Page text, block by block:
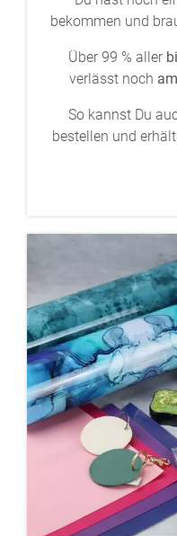
bekommen und
Über 99 % aller
verlässt noch
So kannst Du
bestellen und